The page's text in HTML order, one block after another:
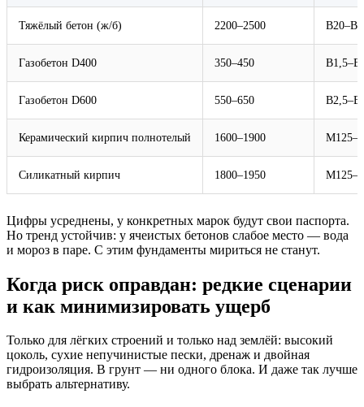
Тяжёлый бетон (ж/б) 2200–2500
Газобетон D400 350–450
Газобетон D600 550–650
Керамический кирпич полнотелый 1600–1900
Силикатный кирпич 1800–1950
Цифры усреднены, у конкретных марок будут свои паспорта.
Но тренд устойчив: у ячеистых бетонов слабое место — вода
и мороз в паре. С этим фундаменты мириться не станут.
Когда риск оправдан: редкие сценарии
и как минимизировать ущерб
Только для лёгких строений и только над землёй: высокий
цоколь, сухие непучинистые пески, дренаж и двойная
гидроизоляция. В грунт — ни одного блока. И даже так лучше
выбрать альтернативу.